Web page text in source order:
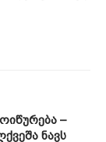
–
Ნავს